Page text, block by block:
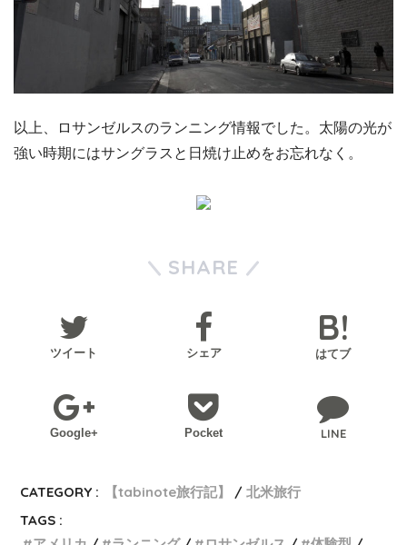
以上、ロサンゼルスのランニング情報でした。太陽の光が
強い時期にはサングラスと日焼け止めをお忘れなく。
SHARE
ツイート シェア はてブ
Google+ Pocket LINE
CATEGORY : 【tabinote旅行記】
北米旅行
TAGS :